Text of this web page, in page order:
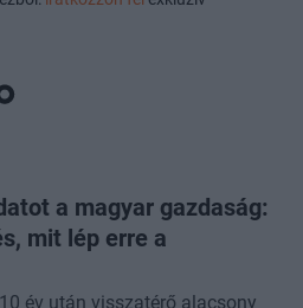
a magyar gazdaság:
mit lép erre a
év után visszatérő alacsony